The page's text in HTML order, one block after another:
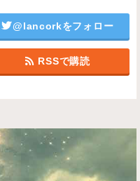
@lancorkをフォロー
RSSで購読